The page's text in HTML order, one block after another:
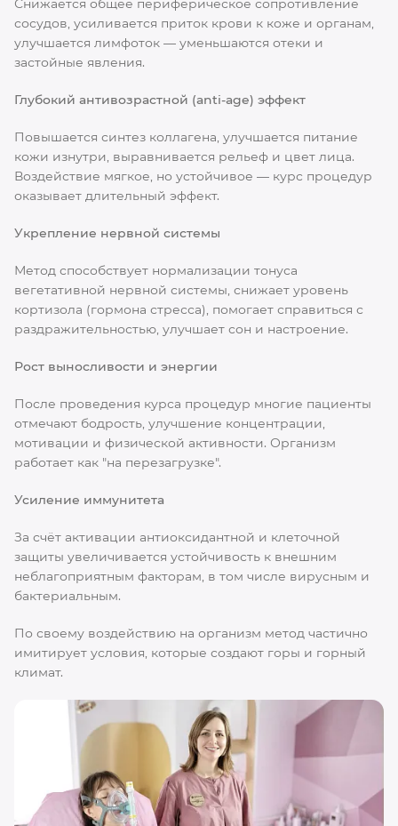
Снижается общее периферическое сопротивление
сосудов, усиливается приток крови к коже и органам,
улучшается лимфоток — уменьшаются отеки и
застойные явления.
Глубокий антивозрастной (anti-age) эффект
Повышается синтез коллагена, улучшается питание
кожи изнутри, выравнивается рельеф и цвет лица.
Воздействие мягкое, но устойчивое — курс процедур
оказывает длительный эффект.
Укрепление нервной системы
Метод способствует нормализации тонуса
вегетативной нервной системы, снижает уровень
кортизола (гормона стресса), помогает справиться с
раздражительностью, улучшает сон и настроение.
Рост выносливости и энергии
После проведения курса процедур многие пациенты
отмечают бодрость, улучшение концентрации,
мотивации и физической активности. Организм
работает как "на перезагрузке".
Усиление иммунитета
За счёт активации антиоксидантной и клеточной
защиты увеличивается устойчивость к внешним
неблагоприятным факторам, в том числе вирусным и
бактериальным.
По своему воздействию на организм метод частично
имитирует условия, которые создают горы и горный
климат.